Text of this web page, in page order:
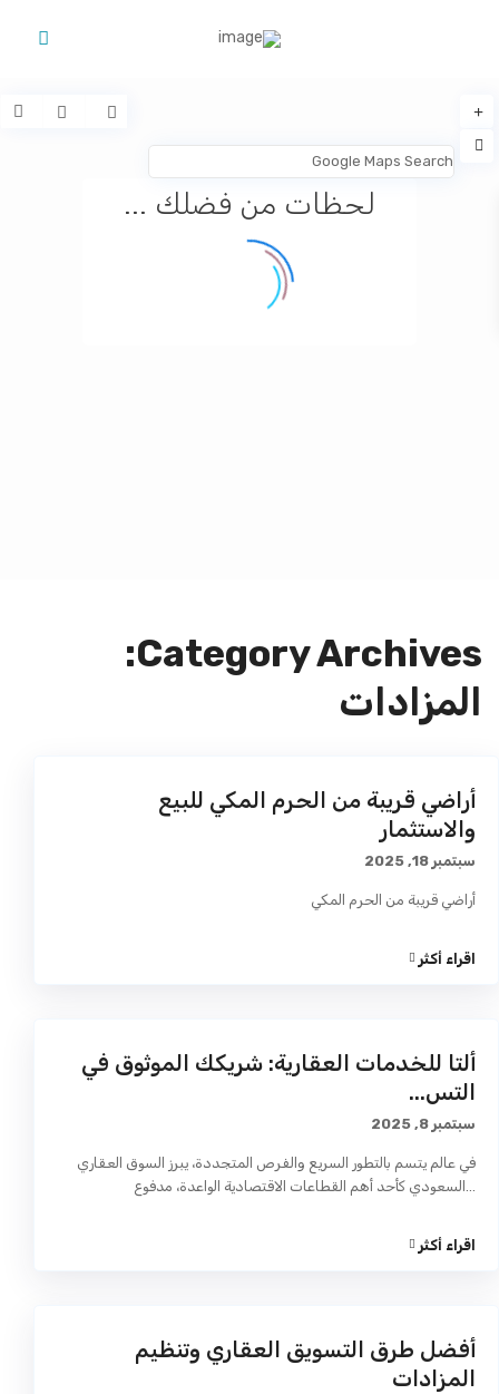
لحظات من فضلك ...
Category Archives:
المزادات
أراضي قريبة من الحرم المكي للبيع
والاستثمار
سبتمبر 18, 2025
أراضي قريبة من الحرم المكي
اقراء أكثر
ألتا للخدمات العقارية: شريكك الموثوق في
التس...
سبتمبر 8, 2025
في عالم يتسم بالتطور السريع والفرص المتجددة، يبرز السوق العقاري
السعودي كأحد أهم القطاعات الاقتصادية الواعدة، مدفوع ...
اقراء أكثر
أفضل طرق التسويق العقاري وتنظيم
المزادات